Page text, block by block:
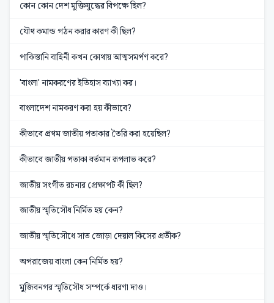
কোন কোন দেশ মুক্তিযুদ্ধের বিপক্ষে ছিল?
যৌথ কমান্ড গঠন করার কারণ কী ছিল?
পাকিস্তানি বাহিনী কখন কোথায় আত্মসমর্পণ করে?
'বাংলা' নামকরণের ইতিহাস ব্যাখ্যা কর।
বাংলাদেশ নামকরণ করা হয় কীভাবে?
কীভাবে প্রথম জাতীয় পতাকার তৈরি করা হয়েছিল?
কীভাবে জাতীয় পতাকা বর্তমান রূপলাভ করে?
জাতীয় সংগীত রচনার প্রেক্ষাপট কী ছিল?
জাতীয় স্মৃতিসৌধ নির্মিত হয় কেন?
জাতীয় স্মৃতিসৌধে সাত জোড়া দেয়াল কিসের প্রতীক?
অপরাজেয় বাংলা কেন নির্মিত হয়?
মুজিবনগর স্মৃতিসৌধ সম্পর্কে ধারণা দাও।